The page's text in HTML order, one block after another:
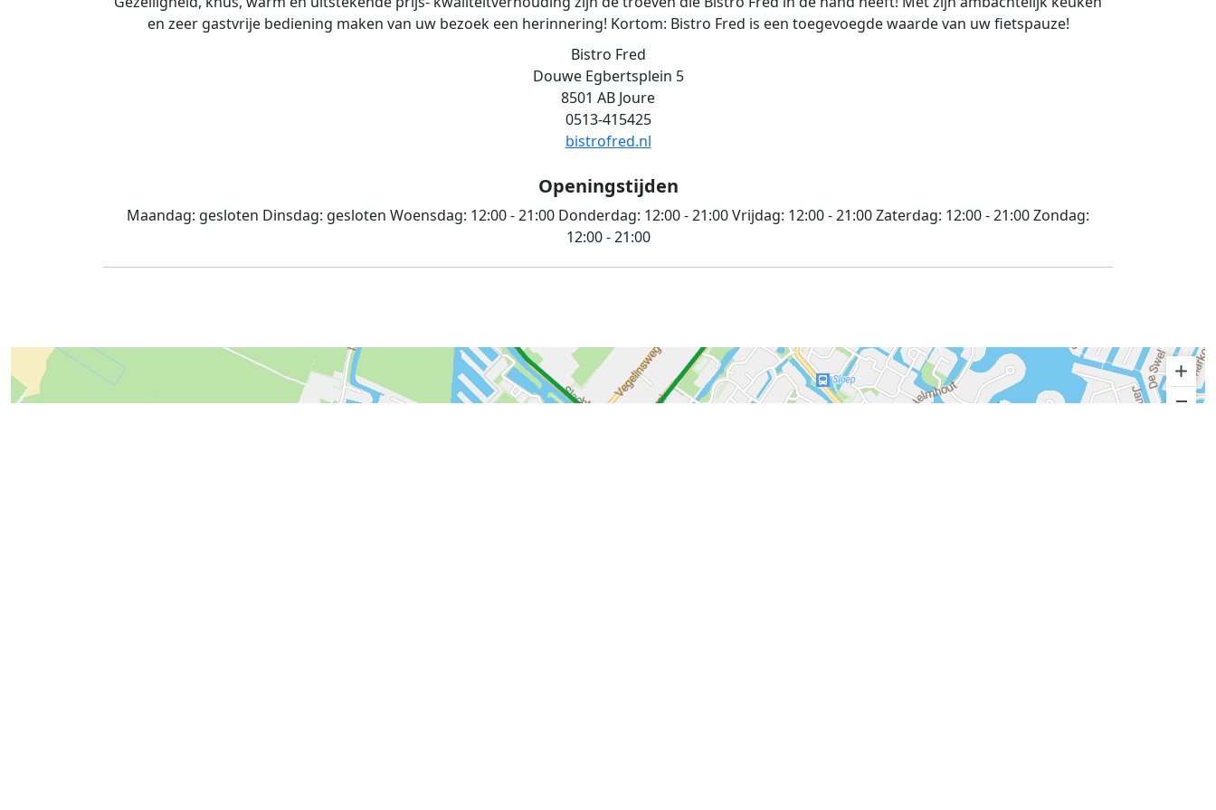
en zeer gastvrije bediening maken van uw bezoek een herinnering! Kortom: Bistro Fred is een toegevoegde waarde van uw fietspauze!
Bistro Fred
Douwe Egbertsplein 5
8501 AB Joure
0513-415425
bistrofred.nl
Openingstijden
Maandag: gesloten Dinsdag: gesloten Woensdag: 12:00 - 21:00 Donderdag: 12:00 - 21:00Vrijdag: 12:00 - 21:00Zaterdag: 12:00 - 21:00Zondag:
12:00 - 21:00